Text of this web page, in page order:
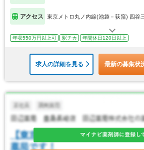
アクセス 東京メトロ丸ノ内線(池袋－荻窪) 四谷
年収550万円以上可 駅チカ 年間休日120日以上
求人の詳細を見る 最新の募集状